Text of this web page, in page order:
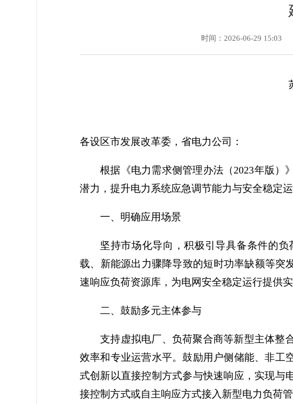
时间：2026-06-29 15:03
各设区市发展改革委，省电力公司：
根据《电力需求侧管理办法（2023年版）
潜力，提升电力系统应急调节能力与安全稳定
一、明确应用场景
坚持市场化导向，积极引导具备条件的
载、新能源出力骤降导致的短时功率缺额等突
速响应负荷资源库，为电网安全稳定运行提供实
二、鼓励多元主体参与
支持虚拟电厂、负荷聚合商等新型主体整
效率和专业运营水平。鼓励用户侧储能、非工
式创新以直接控制方式参与快速响应，实现与
接控制方式或自主响应方式接入新型电力负荷